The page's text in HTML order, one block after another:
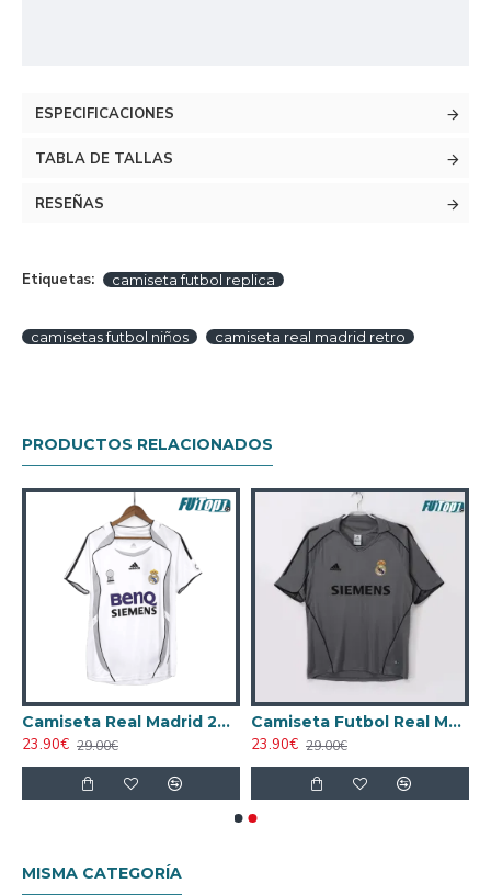
ESPECIFICACIONES
TABLA DE TALLAS
RESEÑAS
Etiquetas: camiseta futbol replica
camisetas futbol niños camiseta real madrid retro
PRODUCTOS RELACIONADOS
Camiseta Real Madrid 2006/07 Local Retro Blanco
23.90€ 29.00€
Camiseta Futbol Real Madrid Tercera Equipación 2005/06 Retro
23.90€ 29.00€
MISMA CATEGORÍA